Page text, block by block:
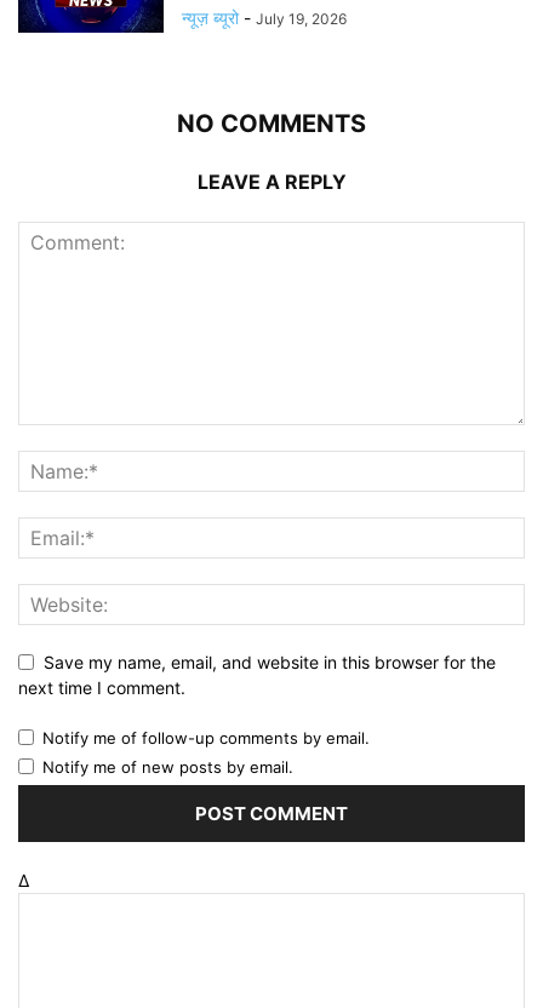
न्यूज़ ब्यूरो - July 19, 2026
NO COMMENTS
LEAVE A REPLY
Save my name, email, and website in this browser for the
next time I comment.
Notify me of follow-up comments by email.
Notify me of new posts by email.
Δ